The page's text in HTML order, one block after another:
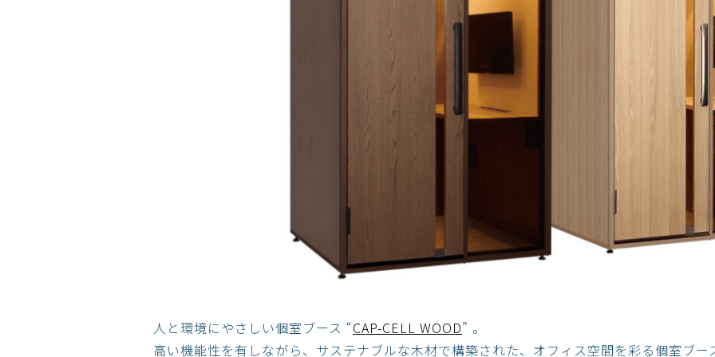
人と環境にやさしい個室ブース “CAP-CELL WOOD” 。
高い機能性を有しながら、サステナブルな木材で構築された、オフィス空間を彩る個室ブー